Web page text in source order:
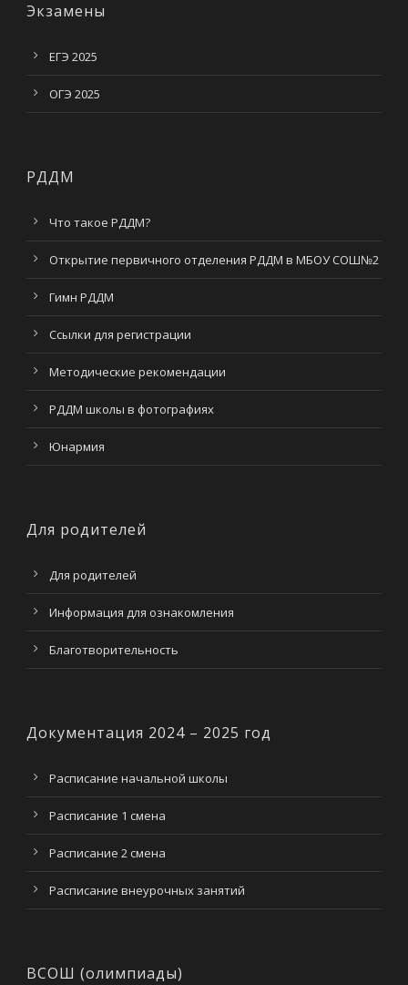
Экзамены
ЕГЭ 2025
ОГЭ 2025
РДДМ
Что такое РДДМ?
Открытие первичного отделения РДДМ в МБОУ СОШ№2
Гимн РДДМ
Ссылки для регистрации
Методические рекомендации
РДДМ школы в фотографиях
Юнармия
Для родителей
Для родителей
Информация для ознакомления
Благотворительность
Документация 2024 – 2025 год
Расписание начальной школы
Расписание 1 смена
Расписание 2 смена
Расписание внеурочных занятий
ВСОШ (олимпиады)